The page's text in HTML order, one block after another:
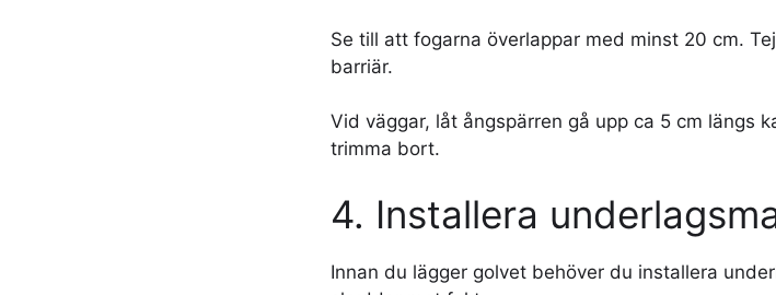
Se till att fogarna överlappar med minst 20 cm.
barriär.
Vid väggar, låt ångspärren gå upp ca 5 cm längs
trimma bort.
4. Installera
Innan du lägger golvet behöver du installera